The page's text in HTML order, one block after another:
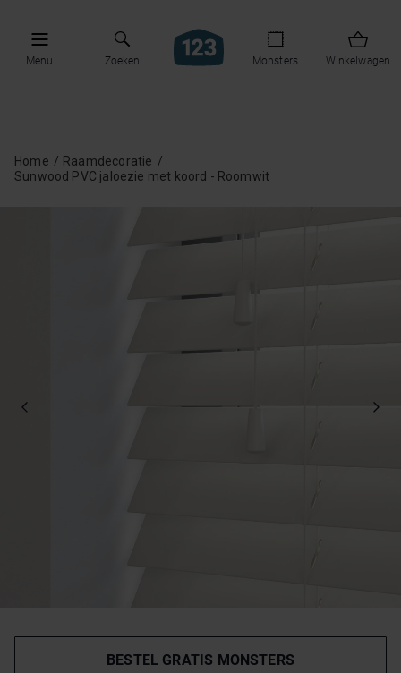
Menu Zoeken Monsters Winkelwagen
Home
Raamdecoratie
Sunwood PVC jaloezie met koord - Roomwit
BESTEL GRATIS MONSTERS